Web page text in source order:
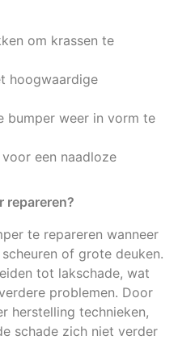
om krassen te
hoogwaardige
bumper weer in vorm te
een naadloze
repareren?
te repareren wanneer
of grote deuken.
tot lakschade, wat
problemen. Door
herstelling technieken,
schade zich niet verder